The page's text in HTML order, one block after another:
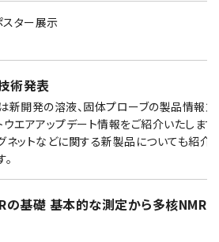
ター展示
術発表
新開発の溶液、固体プローブの製品情報並
ウエアアップデート情報をご紹介いたします
ネットなどに関する新製品についても紹介
の基礎 基本的な測定から多核NMRま